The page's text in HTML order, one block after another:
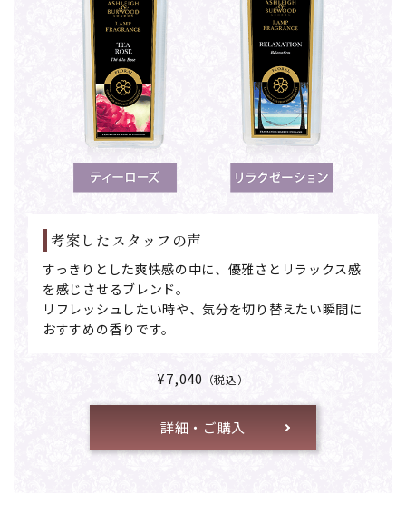
考案したスタッフの声
すっきりとした爽快感の中に、優雅さとリラックス感
を感じさせるブレンド。
リフレッシュしたい時や、気分を切り替えたい瞬間に
おすすめの香りです。
¥7,040 （税込）
詳細・ご購入